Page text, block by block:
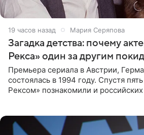
19 часов назад Мария Серяпова
Загадка детства: почему
Рекса» один за другим
Премьера сериала в Австрии,
состоялась в 1994 году. Спустя
Рексом» познакомили и